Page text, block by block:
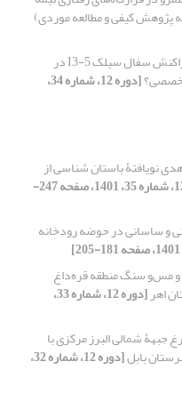
پژوهش کیفی و مطالعه موردی)
بحثی دربارۀ مسأله پراکنش سفال سیلک I3-5 در
[دوره 12، شماره 34،
نویافتۀ باستان شناسی از
[دوره 12، شماره 35، 1401، صفحه 247-
و ساسانی در حوضه رودخانه
و مس‌و سنگ منطقه قره‌داغ
اهر [دوره 12، شماره 33،
جبهۀ شمالی البرز مرکزی با
بابل [دوره 12، شماره 32،